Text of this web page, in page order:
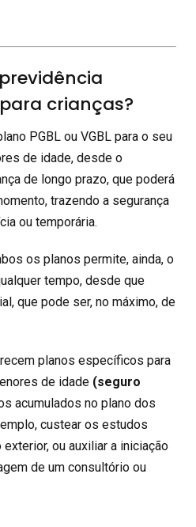
crianças?
PGBL ou VGBL para o seu
de idade, desde o
de longo prazo, que poderá
trazendo a segurança
ou temporária.
os planos permite, ainda, o
tempo, desde que
que pode ser, no máximo, de
planos específicos para
de idade (seguro
acumulados no plano dos
custear os estudos
ou auxiliar a iniciação
de um consultório ou